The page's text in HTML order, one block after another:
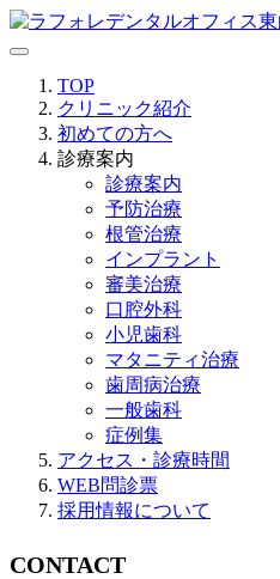
TOP
クリニック紹介
初めての方へ
診療案内
診療案内
予防治療
根管治療
インプラント
審美治療
口腔外科
小児歯科
マタニティ治療
歯周病治療
一般歯科
症例集
アクセス・診療時間
WEB問診票
採用情報について
CONTACT